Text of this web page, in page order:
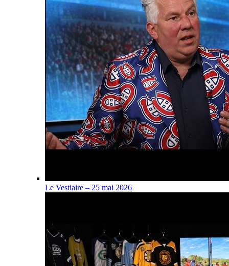
Le Vestiaire – 25 mai 2026